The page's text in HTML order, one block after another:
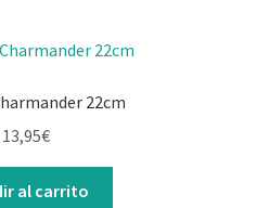
22cm
13,95€
al carrito